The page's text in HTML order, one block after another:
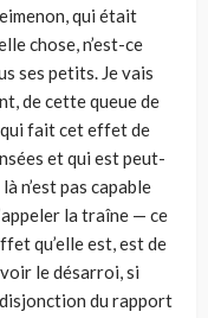
qui était
chose, n’est-ce
ses petits. Je vais
de cette queue de
qui fait cet effet de
et qui est peut-
n’est pas capable
la traîne — ce
qu’elle est, est de
le désarroi, si
du rapport